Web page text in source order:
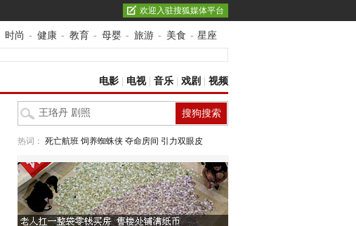
欢迎入驻搜狐媒体平台
时尚 - 健康 - 教育 - 母婴 - 旅游 - 美食 - 星座
电影 电视| 音乐 戏剧 视频
热词： 死亡航班 饲养蜘蛛侠 夺命房间 引力双眼皮